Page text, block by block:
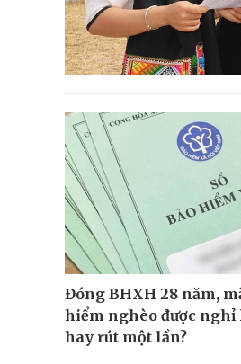
Đóng BHXH 28 năm,
hiểm nghèo được nghỉ
hay rút một lần?